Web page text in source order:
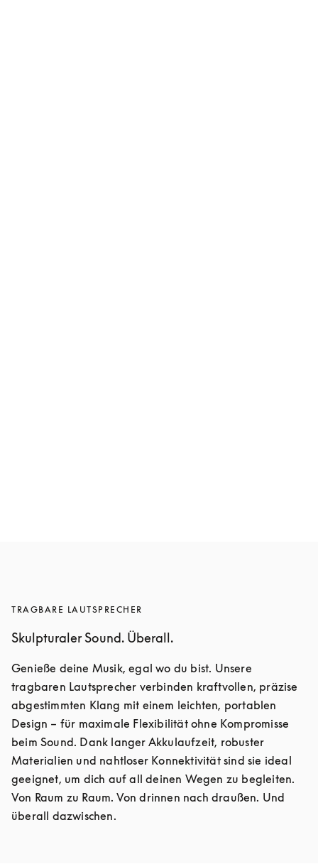
TRAGBARE LAUTSPRECHER
Skulpturaler Sound. Überall.
Genieße deine Musik, egal wo du bist. Unsere
tragbaren Lautsprecher verbinden kraftvollen, präzise
abgestimmten Klang mit einem leichten, portablen
Design – für maximale Flexibilität ohne Kompromisse
beim Sound. Dank langer Akkulaufzeit, robuster
Materialien und nahtloser Konnektivität sind sie ideal
geeignet, um dich auf all deinen Wegen zu begleiten.
Von Raum zu Raum. Von drinnen nach draußen. Und
überall dazwischen.